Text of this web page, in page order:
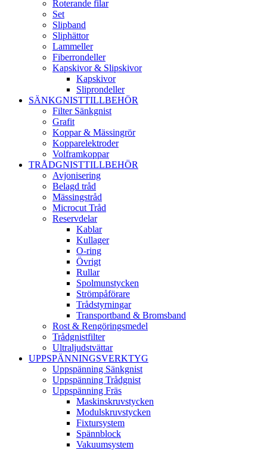
Roterande filar
Set
Slipband
Sliphättor
Lammeller
Fiberrondeller
Kapskivor & Slipskivor
Kapskivor
Sliprondeller
SÄNKGNISTTILLBEHÖR
Filter Sänkgnist
Grafit
Koppar & Mässingrör
Kopparelektroder
Volframkoppar
TRÅDGNISTTILLBEHÖR
Avjonisering
Belagd tråd
Mässingstråd
Microcut Tråd
Reservdelar
Kablar
Kullager
O-ring
Övrigt
Rullar
Spolmunstycken
Strömpåförare
Trådstyrningar
Transportband & Bromsband
Rost & Rengöringsmedel
Trådgnistfilter
Ultraljudstvättar
UPPSPÄNNINGSVERKTYG
Uppspänning Sänkgnist
Uppspänning Trådgnist
Uppspänning Fräs
Maskinskruvstycken
Modulskruvstycken
Fixtursystem
Spännblock
Vakuumsystem